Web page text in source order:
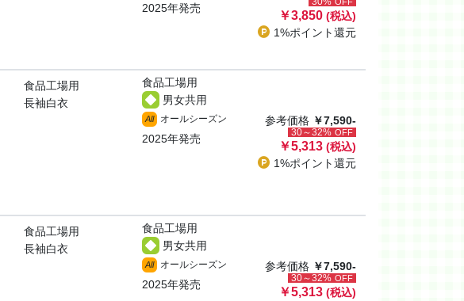
2025年発売
￥3,850 (税込)
1%ポイント還元
食品工場用
長袖白衣
食品工場用
男女共用
All オールシーズン
2025年発売
参考価格 ￥7,590-
30～32% OFF
￥5,313 (税込)
1%ポイント還元
食品工場用
長袖白衣
食品工場用
男女共用
All オールシーズン
2025年発売
参考価格 ￥7,590-
30～32% OFF
￥5,313 (税込)